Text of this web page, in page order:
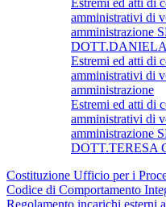
amministrativi di
amministrazione
Estremi ed atti di
amministrativi di
amministrazione
Estremi ed atti di
amministrativi di
amministrazione
DOTT.TERESA
Costituzione Ufficio per i
Codice di Comportamento
Regolamento incarichi esterni